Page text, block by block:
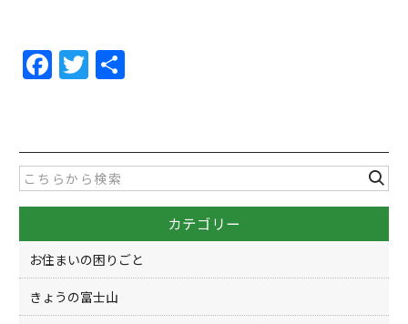
F
a
e
b
o
o
k
T
w
er
カテゴリー
お住まいの困りごと
きょうの富士山